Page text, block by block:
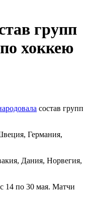
групп
хоккею
состав групп
Германия,
Дания, Норвегия,
14 по 30 мая. Матчи